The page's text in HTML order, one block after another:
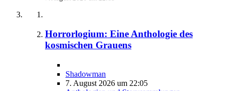
Horrorlogium: Eine Anthologie des
kosmischen Grauens
Shadowman
7. August 2026 um 22:05